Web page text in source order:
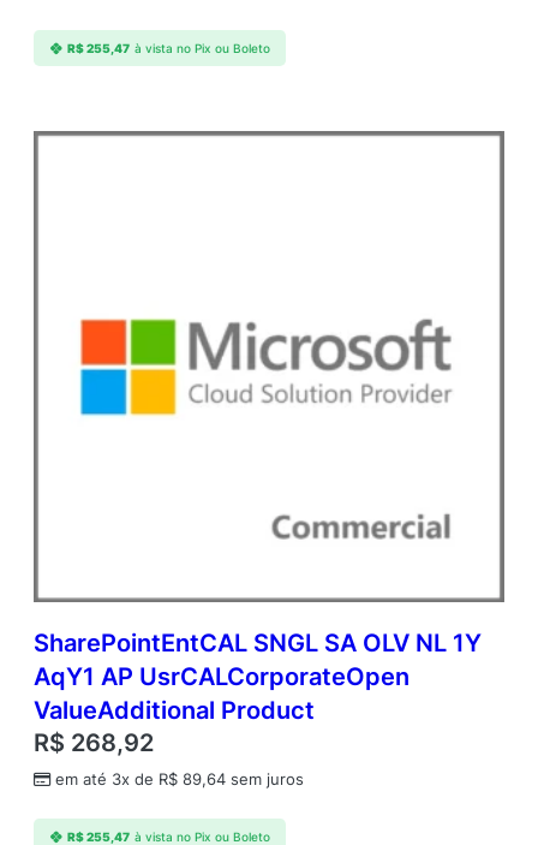
R$255,47 à vista no Pix ou Boleto
SharePointEntCAL SNGL SA OLV NL 1Y
AqY1 AP UsrCALCorporateOpen
ValueAdditional Product
R$ 268,92
em até 3x de R$ 89,64 sem juros
R$255,47 à vista no Pix ou Boleto